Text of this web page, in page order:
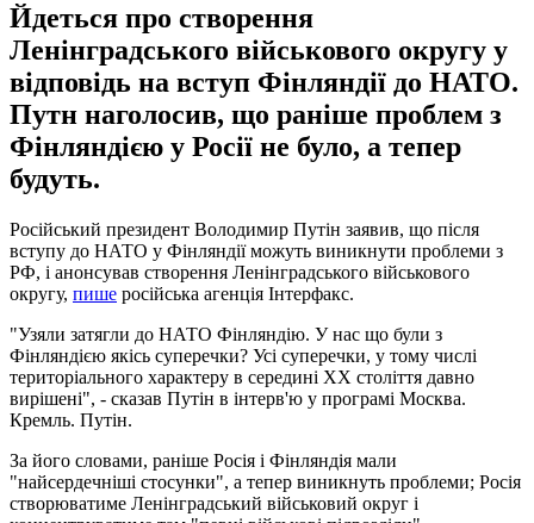
Йдеться про створення
Ленінградського військового округу у
відповідь на вступ Фінляндії до НАТО.
Путн наголосив, що раніше проблем з
Фінляндією у Росії не було, а тепер
будуть.
Російський президент Володимир Путін заявив, що після
вступу до НАТО у Фінляндії можуть виникнути проблеми з
РФ, і анонсував створення Ленінградського військового
округу, пише російська агенція Інтерфакс.
"Узяли затягли до НАТО Фінляндію. У нас що були з
Фінляндією якісь суперечки? Усі суперечки, у тому числі
територіального характеру в середині ХХ століття давно
вирішені", - сказав Путін в інтерв'ю у програмі Москва.
Кремль. Путін.
За його словами, раніше Росія і Фінляндія мали
"найсердечніші стосунки", а тепер виникнуть проблеми; Росія
створюватиме Ленінградський військовий округ і